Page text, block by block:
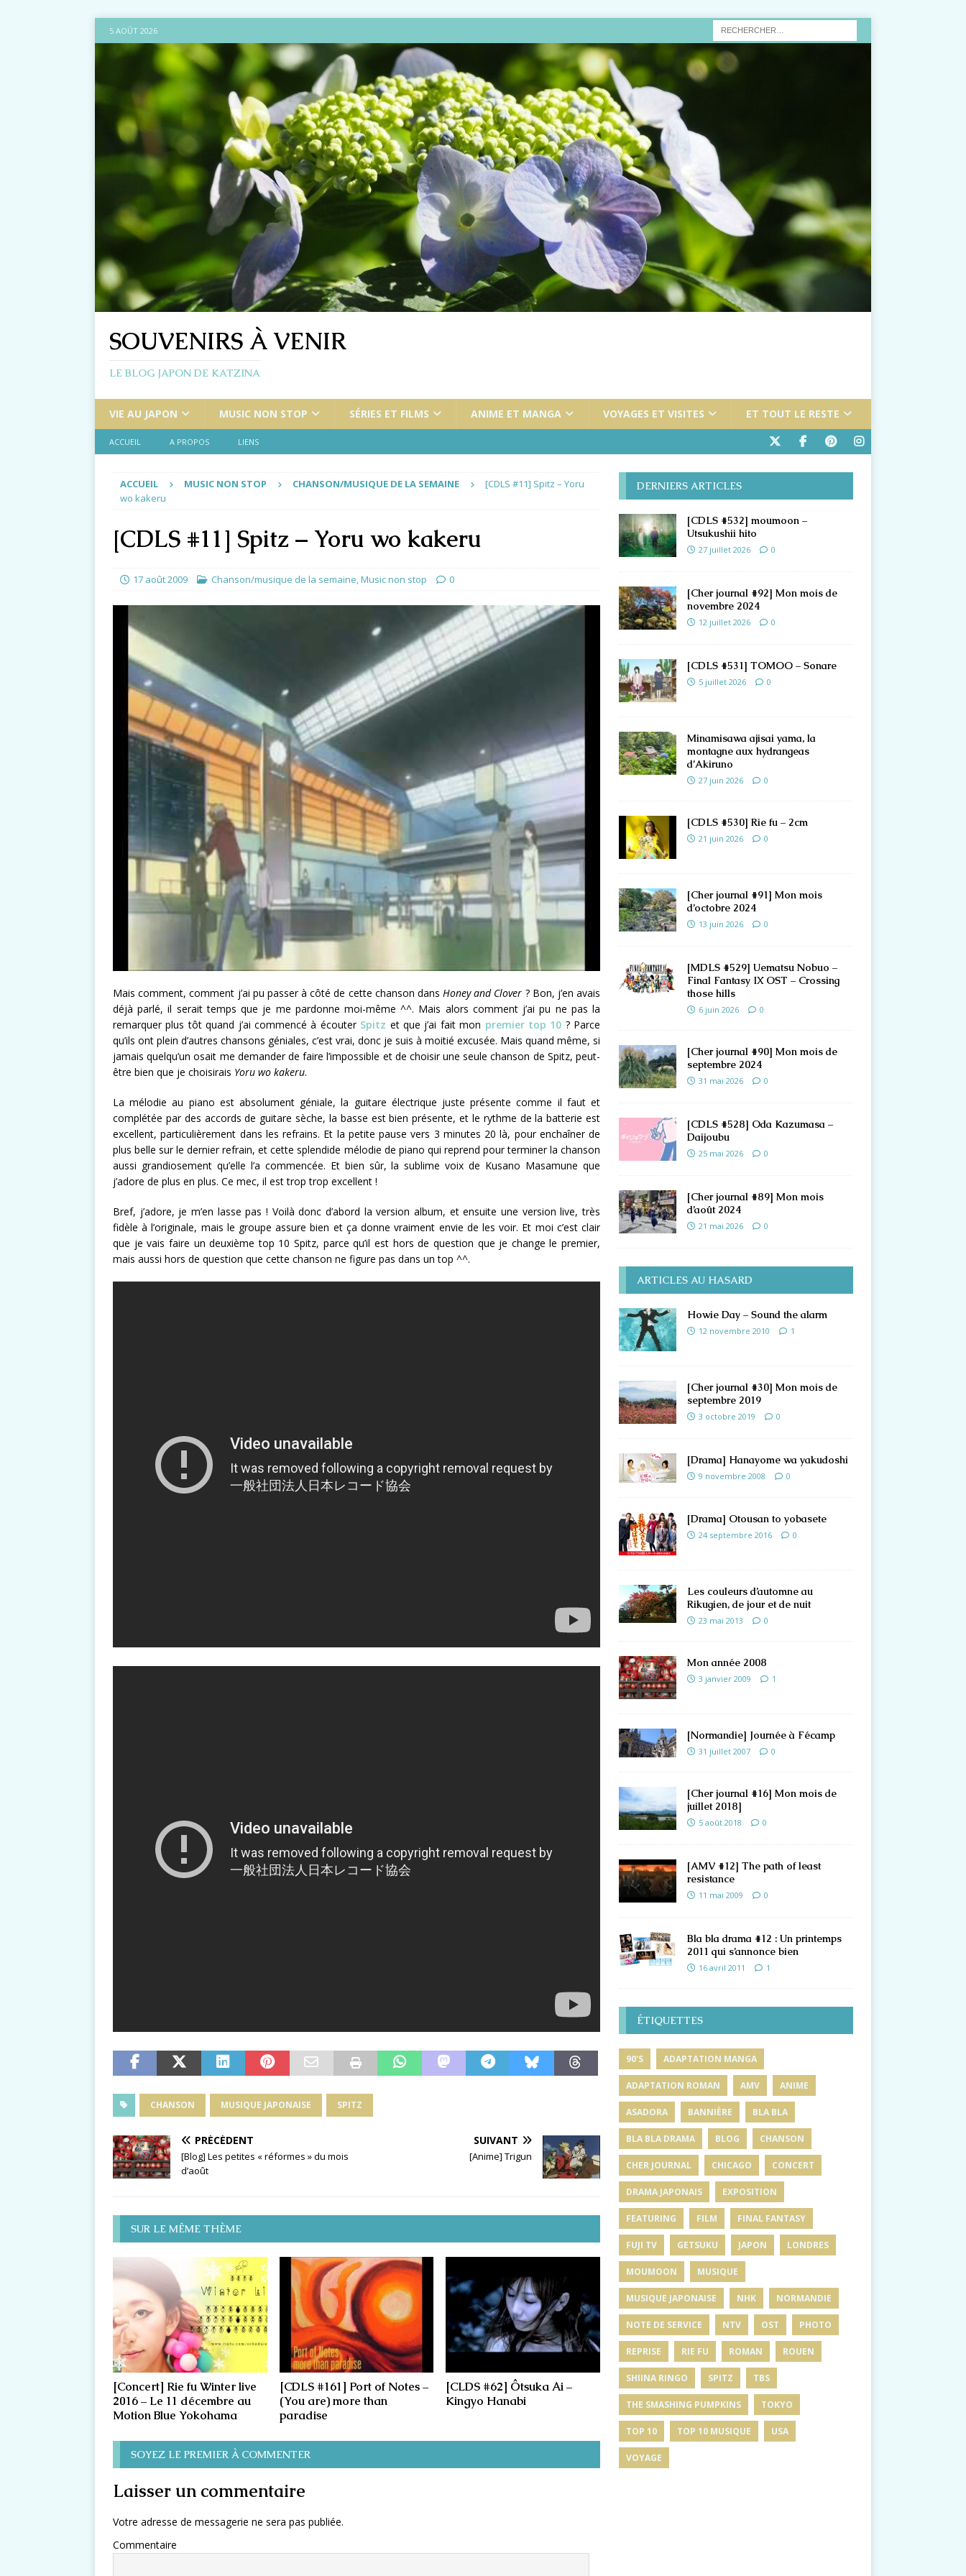
5 AOÛT 2026
SOUVENIRS À VENIR
LE BLOG JAPON DE KATZINA
VIE AU JAPON MUSIC NON STOP SÉRIES ET FILMS ANIME ET MANGA VOYAGES ET VISITES ET TOUT LE RESTE
ACCUEIL A PROPOS LIENS
ACCUEIL MUSIC NON STOP CHANSON/MUSIQUE DE LA SEMAINE
[CDLS #11] Spitz – Yoru
wo kakeru
[CDLS #11] Spitz – Yoru wo kakeru
17 août 2009 Chanson/musique de la semaine,Music non stop 0
Mais comment, comment j’ai pu passer à côté de cette chanson dans Honey and Clover ? Bon, j’en avais
déjà parlé, il serait temps que je me pardonne moi-même ^^. Mais alors comment j’ai pu ne pas la
remarquer plus tôt quand j’ai commencé à écouter Spitz et que j’ai fait mon premier top 10 ? Parce
qu’ils ont plein d’autres chansons géniales, c’est vrai, donc je suis à moitié excusée. Mais quand même, si
jamais quelqu’un osait me demander de faire l’impossible et de choisir une seule chanson de Spitz, peut-
être bien que je choisirais Yoru wo kakeru.
La mélodie au piano est absolument géniale, la guitare électrique juste présente comme il faut et
complétée par des accords de guitare sèche, la basse est bien présente, et le rythme de la batterie est
excellent, particulièrement dans les refrains. Et la petite pause vers 3 minutes 20 là, pour enchaîner de
plus belle sur le dernier refrain, et cette splendide mélodie de piano qui reprend pour terminer la chanson
aussi grandiosement qu’elle l’a commencée. Et bien sûr, la sublime voix de Kusano Masamune que
j’adore de plus en plus. Ce mec, il est trop trop excellent !
Bref, j’adore, je m’en lasse pas ! Voilà donc d’abord la version album, et ensuite une version live, très
fidèle à l’originale, mais le groupe assure bien et ça donne vraiment envie de les voir. Et moi c’est clair
que je vais faire un deuxième top 10 Spitz, parce qu’il est hors de question que je change le premier,
mais aussi hors de question que cette chanson ne figure pas dans un top ^^.
CHANSON MUSIQUE JAPONAISE SPITZ
PRÉCÉDENT
[Blog] Les petites « réformes » du mois
d’août
SUIVANT
[Anime] Trigun
SUR LE MÊME THÈME
[Concert] Rie fu Winter live
2016 – Le 11 décembre au
Motion Blue Yokohama
[CDLS #161] Port of Notes –
(You are) more than
paradise
[CLDS #62] Ôtsuka Ai –
Kingyo Hanabi
SOYEZ LE PREMIER À COMMENTER
Laisser un commentaire
Votre adresse de messagerie ne sera pas publiée.
Commentaire
DERNIERS ARTICLES
[CDLS #532] moumoon –
Utsukushii hito
27 juillet 2026 0
[Cher journal #92] Mon mois de
novembre 2024
12 juillet 2026 0
[CDLS #531] TOMOO – Sonare
5 juillet 2026 0
Minamisawa ajisai yama, la
montagne aux hydrangeas
d’Akiruno
27 juin 2026 0
[CDLS #530] Rie fu – 2cm
21 juin 2026 0
[Cher journal #91] Mon mois
d’octobre 2024
13 juin 2026 0
[MDLS #529] Uematsu Nobuo –
Final Fantasy IX OST – Crossing
those hills
6 juin 2026 0
[Cher journal #90] Mon mois de
septembre 2024
31 mai 2026 0
[CDLS #528] Oda Kazumasa –
Daijoubu
25 mai 2026 0
[Cher journal #89] Mon mois
d’août 2024
21 mai 2026 0
ARTICLES AU HASARD
Howie Day – Sound the alarm
12 novembre 2010 1
[Cher journal #30] Mon mois de
septembre 2019
3 octobre 2019 0
[Drama] Hanayome wa yakudoshi
9 novembre 2008 0
[Drama] Otousan to yobasete
24 septembre 2016 0
Les couleurs d’automne au
Rikugien, de jour et de nuit
23 mai 2013 0
Mon année 2008
3 janvier 2009 1
[Normandie] Journée à Fécamp
31 juillet 2007 0
[Cher journal #16] Mon mois de
juillet 2018]
5 août 2018 0
[AMV #12] The path of least
resistance
11 mai 2009 0
Bla bla drama #12 : Un printemps
2011 qui s’annonce bien
16 avril 2011 1
ÉTIQUETTES
90'S ADAPTATION MANGA
ADAPTATION ROMAN AMV ANIME
ASADORA BANNIÈRE BLA BLA
BLA BLA DRAMA BLOG CHANSON
CHER JOURNAL CHICAGO CONCERT
DRAMA JAPONAIS EXPOSITION
FEATURING FILM FINAL FANTASY
FUJI TV GETSUKU JAPON LONDRES
MOUMOON MUSIQUE
MUSIQUE JAPONAISE NHK NORMANDIE
NOTE DE SERVICE NTV OST PHOTO
REPRISE RIE FU ROMAN ROUEN
SHIINA RINGO SPITZ TBS
THE SMASHING PUMPKINS TOKYO
TOP 10 TOP 10 MUSIQUE USA
VOYAGE